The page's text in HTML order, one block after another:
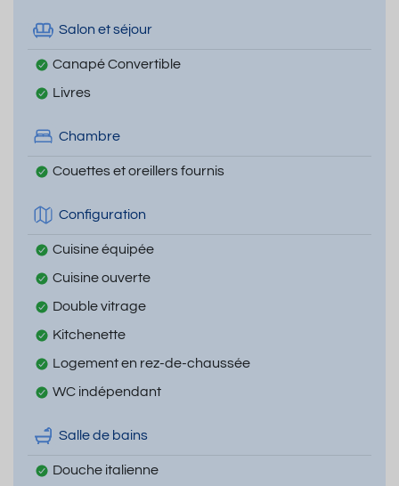
Salon et séjour
Canapé Convertible
Livres
Chambre
Couettes et oreillers fournis
Configuration
Cuisine équipée
Cuisine ouverte
Double vitrage
Kitchenette
Logement en rez-de-chaussée
WC indépendant
Salle de bains
Douche italienne